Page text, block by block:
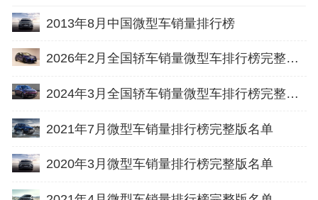
2013年8月中国微型车销量排行榜
2026年2月全国轿车销量微型车排行榜完整版(出口量
2024年3月全国轿车销量微型车排行榜完整版(批发量
2021年7月微型车销量排行榜完整版名单
2020年3月微型车销量排行榜完整版名单